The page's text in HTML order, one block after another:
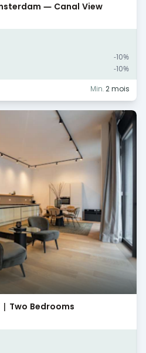
— Canal View
-10%
-10%
Min.2 mois
Two Bedrooms